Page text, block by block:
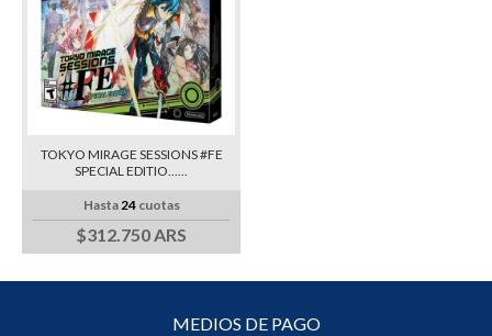
TOKYO MIRAGE SESSIONS #FE
SPECIAL EDITIO......
Hasta24cuotas
$312.750 ARS
MEDIOS DE PAGO